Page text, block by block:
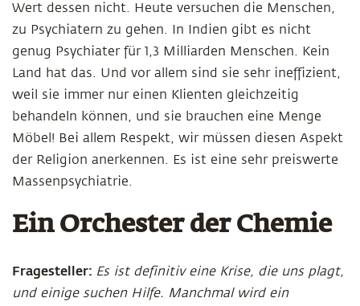
Wert dessen nicht. Heute versuchen die Menschen,
zu Psychiatern zu gehen. In Indien gibt es nicht
genug Psychiater für 1,3 Milliarden Menschen. Kein
Land hat das. Und vor allem sind sie sehr ineffizient,
weil sie immer nur einen Klienten gleichzeitig
behandeln können, und sie brauchen eine Menge
Möbel! Bei allem Respekt, wir müssen diesen Aspekt
der Religion anerkennen. Es ist eine sehr preiswerte
Massenpsychiatrie.
Ein Orchester der Chemie
Fragesteller: Es ist definitiv eine Krise, die uns plagt,
und einige suchen Hilfe. Manchmal wird ein